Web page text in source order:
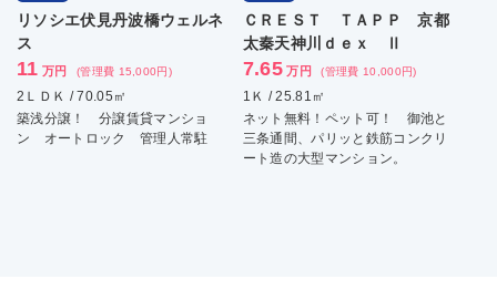
リソシエ伏見丹波橋ウェルネ
ス
11 万円 (管理費 15,000円)
2ＬＤＫ / 70.05㎡
築浅分譲！ 分譲賃貸マンショ
ン オートロック 管理人常駐
ＣＲＥＳＴ ＴＡＰＰ 京都
太秦天神川ｄｅｘ Ⅱ
7.65 万円 (管理費 10,000円)
1Ｋ / 25.81㎡
ネット無料！ペット可！ 御池と
三条通間、パリッと鉄筋コンクリ
ート造の大型マンション。